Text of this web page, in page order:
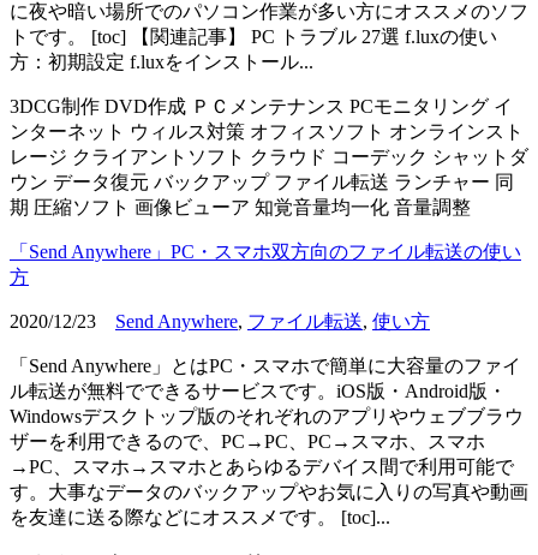
に夜や暗い場所でのパソコン作業が多い方にオススメのソフ
トです。 [toc] 【関連記事】 PC トラブル 27選 f.luxの使い
方：初期設定 f.luxをインストール...
3DCG制作 DVD作成 ＰＣメンテナンス PCモニタリング イ
ンターネット ウィルス対策 オフィスソフト オンラインスト
レージ クライアントソフト クラウド コーデック シャットダ
ウン データ復元 バックアップ ファイル転送 ランチャー 同
期 圧縮ソフト 画像ビューア 知覚音量均一化 音量調整
「Send Anywhere」PC・スマホ双方向のファイル転送の使い
方
2020/12/23 Send Anywhere, ファイル転送, 使い方
「Send Anywhere」とはPC・スマホで簡単に大容量のファイ
ル転送が無料でできるサービスです。iOS版・Android版・
Windowsデスクトップ版のそれぞれのアプリやウェブブラウ
ザーを利用できるので、PC→PC、PC→スマホ、スマホ
→PC、スマホ→スマホとあらゆるデバイス間で利用可能で
す。大事なデータのバックアップやお気に入りの写真や動画
を友達に送る際などにオススメです。 [toc]...